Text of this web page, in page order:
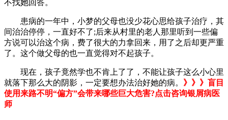
不找她回答。
患病的一年中，小梦的父母也没少花心思给孩子治疗，其
间治治停停，一直好不了;后来从村里的老人那里听到一些偏
方说可以治这个病，费了很大的力拿回来，用了之后却更严重
了。这个做父母的也一直觉得对不起孩子。
现在，孩子竟然学也不肯上了了，不能让孩子这么小心里
就落下那么大的阴影，一定要想办法治好她的病。 》》》盲目
使用来路不明“偏方”会带来哪些巨大危害?点击咨询银屑病医
师